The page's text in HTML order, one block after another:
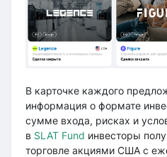
В карточке каждого
информация о формате
сумме входа, рисках и
в SLAT Fund инвесторы
торговле акциями США с